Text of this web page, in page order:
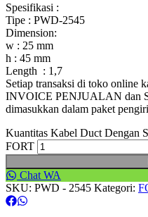
Spesifikasi :
Tipe : PWD-2545
Dimension:
w : 25 mm
h : 45 mm
Length : 1,7
Setiap transaksi di toko online
INVOICE PENJUALAN dan
dimasukkan dalam paket
Kuantitas Kabel Duct Dengan
FORT
Chat WA
SKU: PWD - 2545 Kategori: